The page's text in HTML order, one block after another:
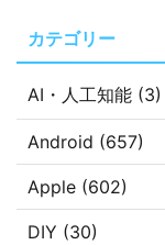
カテゴリー
AI・人工知能 (3)
Android (657)
Apple (602)
DIY (30)